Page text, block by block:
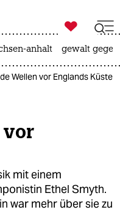

taz zahl ich
anhalt gewalt
Wellen vor Englands Küste
vor
mit einem
Ethel Smyth.
war mehr über sie zu